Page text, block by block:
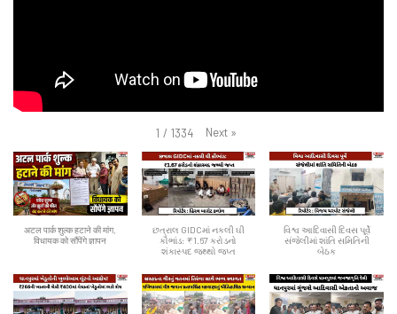
1 / 1334 Next »
अटल पार्क शुल्क हटाने की मांग,
विधायक को सौंपेंगे ज्ञापन
છત્રાલ GIDCમાં નકલી ઘી
કૌભાંડ: ₹1.67 કરોડનો
શંકાસ્પદ જથ્થો જપ્ત
વિશ્વ આદિવાસી દિવસ પૂર્વે
સંજેલીમાં શાંતિ સમિતિની
બેઠક